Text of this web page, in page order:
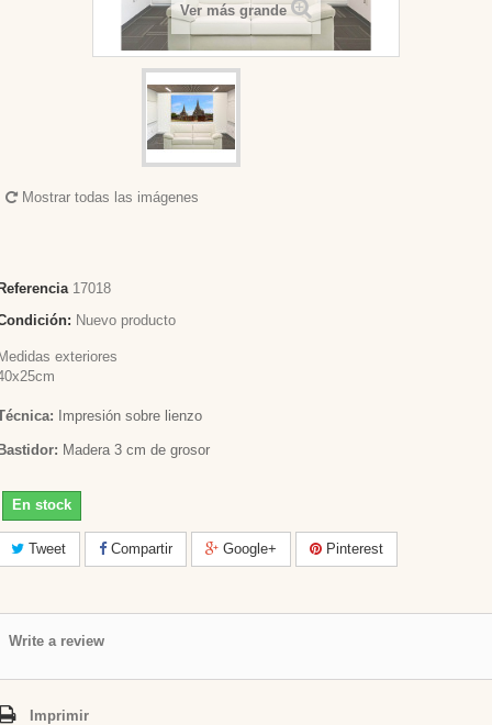
Ver más grande
Mostrar todas las imágenes
17018
Nuevo producto
exteriores
Impresión sobre lienzo
Madera 3 cm de grosor
En stock
Tweet Compartir Google+ Pinterest
Write a review
Imprimir